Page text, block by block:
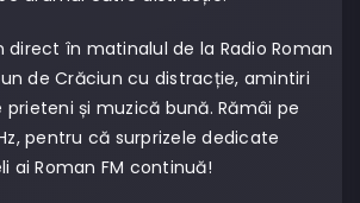
direct în matinalul de la Radio Roman
de Crăciun cu distracție, amintiri
și muzică bună. Rămâi pe
pentru că surprizele dedicate
ai Roman FM continuă!